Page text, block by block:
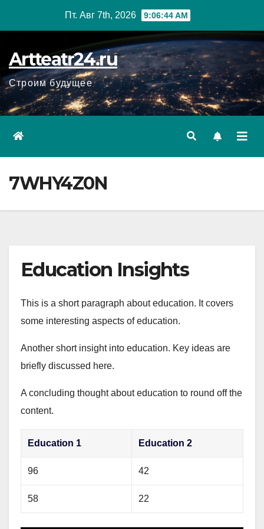
Пт. Авг 7th, 2026 9:06:45 AM
Artteatr24.ru
Строим будущее
7WHY4Z0N
Education Insights
This is a short paragraph about education. It covers
some interesting aspects of education.
Another short insight into education. Key ideas are
briefly discussed here.
A concluding thought about education to round off the
content.
Education 1 Education 2
96 42
58 22